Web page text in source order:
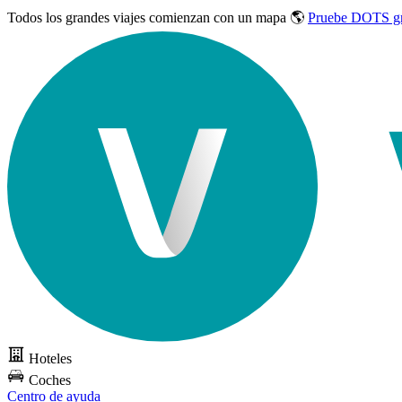
Todos los grandes viajes comienzan con un mapa 🌎 Pruebe DOTS
Hoteles
Coches
Centro de ayuda